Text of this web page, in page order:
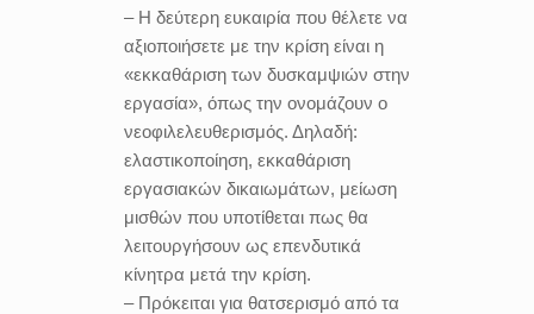
– Η δεύτερη ευκαιρία που θέλετε να
αξιοποιήσετε με την κρίση είναι η
«εκκαθάριση των δυσκαμψιών στην
εργασία», όπως την ονομάζουν ο
νεοφιλελευθερισμός. Δηλαδή:
ελαστικοποίηση, εκκαθάριση
εργασιακών δικαιωμάτων, μείωση
μισθών που υποτίθεται πως θα
λειτουργήσουν ως επενδυτικά
κίνητρα μετά την κρίση.
– Πρόκειται για θατσερισμό από τα